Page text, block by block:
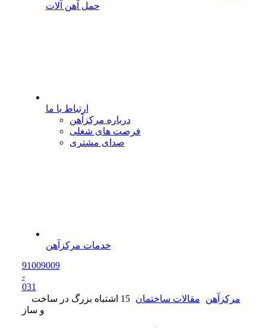
حمل آهن آلات
ارتباط با ما
درباره مرکزآهن
فرصت های شغلی
صدای مشتری
خدمات مرکزآهن
91009009
-
031
مرکزآهن
مقالات ساختمان
15 اشتباه بزرگ در ساخت
و ساز